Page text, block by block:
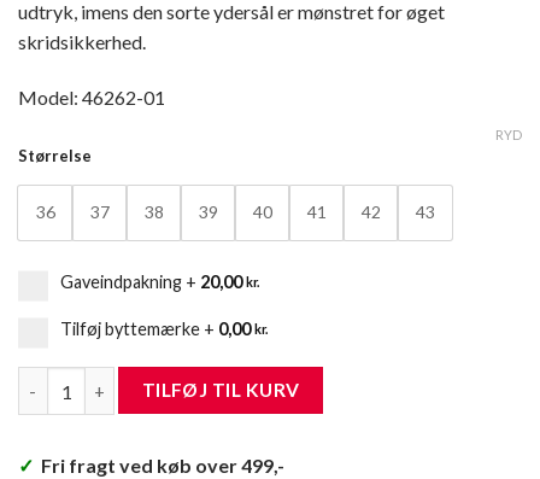
udtryk, imens den sorte ydersål er mønstret for øget
skridsikkerhed.
Model: 46262-01
Størrelse
36 37 38 39 40 41 42 43
RYD
Gaveindpakning + 20,00kr.
Tilføj byttemærke + 0,00kr.
Rieker Loafers Dame antal
TILFØJ TIL KURV
✓ Fri fragt ved køb over 499,-